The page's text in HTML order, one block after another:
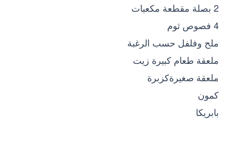
2 بصلة مقطعة مكعبات
4 فصوص ثوم
ملح وفلفل حسب الرغبة
ملعقة طعام كبيرة زيت
ملعقة صغيرةكزبرة
كمون
بابريكا